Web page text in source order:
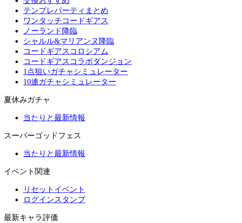
テンプレパーティまとめ
ワンタッチコードギアス
ノーランド降臨
シャルル&マリアンヌ降臨
コードギアスコロシアム
コードギアスコラボダンジョン
1点狙いガチャシミュレーター
10連ガチャシミュレーター
夏休みガチャ
当たりと最新情報
スーパーゴッドフェス
当たりと最新情報
イベント関連
リセットイベント
ログインスタンプ
最新キャラ評価